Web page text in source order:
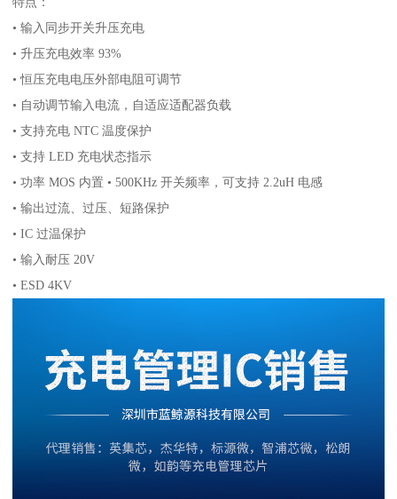
• 输入同步开关升压充电
• 升压充电效率 93%
• 恒压充电电压外部电阻可调节
• 自动调节输入电流，自适应适配器负载
• 支持充电 NTC 温度保护
• 支持 LED 充电状态指示
• 功率 MOS 内置 • 500KHz 开关频率，可支持 2.2uH 电感
• 输出过流、过压、短路保护
• IC 过温保护
• 输入耐压 20V
• ESD 4KV